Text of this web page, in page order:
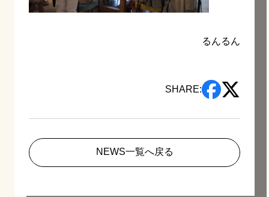
るんるん
SHARE:
NEWS一覧へ戻る